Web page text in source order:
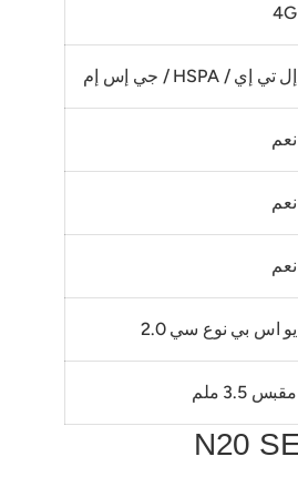
4G
إل تي إي / HSPA / جي إس إم
نعم
نعم
نعم
يو اس بي نوع سي 2.0
مقبس 3.5 ملم